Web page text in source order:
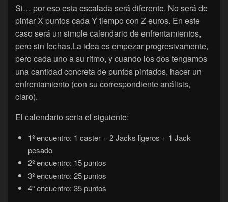
Si… por eso esta escalada será diferente. No será de
pintar X puntos cada Y tiempo con Z euros. En este
caso será un simple calendario de enfrentamientos,
pero sin fechas.La idea es empezar progresivamente,
pero cada uno a su ritmo, y cuando los dos tengamos
una cantidad concreta de puntos pintados, hacer un
enfrentamiento (con su correspondiente análisis,
claro).
El calendario seria el siguiente:
1º encuentro: 1 caster + 2 Jacks ligeros + 1 Jack
pesado
2º encuentro: 15 puntos
3º encuentro: 25 puntos
4º encuentro: 35 puntos